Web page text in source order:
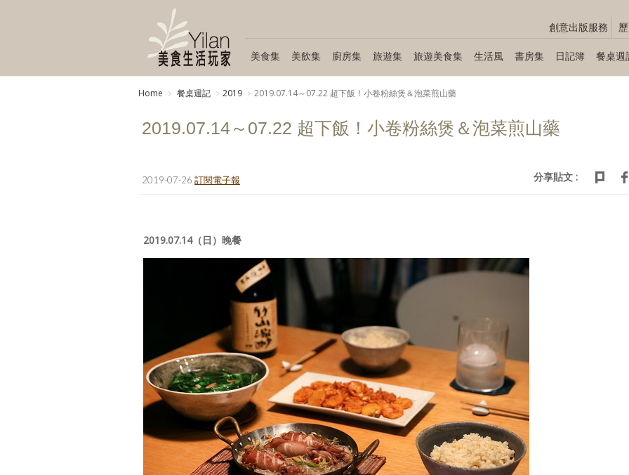
創意出版服務
美食集 美飲集 廚房集 旅遊集 旅遊美食集 生活風 書房集 日記簿 餐桌週
Home 餐桌週記 2019 2019.07.14～07.22 超下飯！小卷粉絲煲＆泡菜煎山藥
2019.07.14～07.22 超下飯！小卷粉絲煲＆泡菜煎山藥
2019-07-26 訂閱電子報 分享貼文 :
2019.07.14（日）晚餐